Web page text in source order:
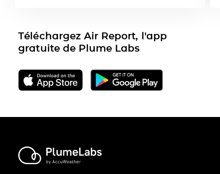
Téléchargez Air Report, l'app
gratuite de Plume Labs